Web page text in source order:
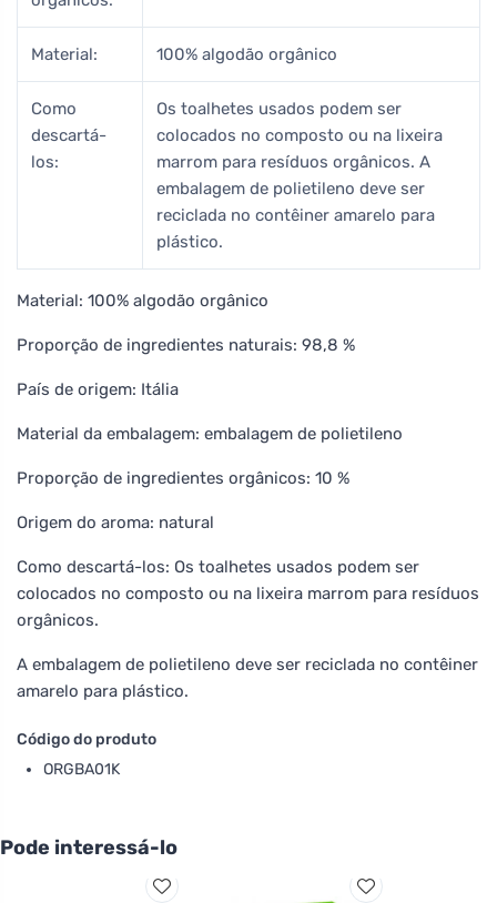
Material: 100% algodão orgânico
Como
descartá-
los:
Os toalhetes usados podem ser
colocados no composto ou na lixeira
marrom para resíduos orgânicos. A
embalagem de polietileno deve ser
reciclada no contêiner amarelo para
plástico.
Material: 100% algodão orgânico
Proporção de ingredientes naturais: 98,8 %
País de origem: Itália
Material da embalagem: embalagem de polietileno
Proporção de ingredientes orgânicos: 10 %
Origem do aroma: natural
Como descartá-los: Os toalhetes usados podem ser
colocados no composto ou na lixeira marrom para resíduos
orgânicos.
A embalagem de polietileno deve ser reciclada no contêiner
amarelo para plástico.
Código do produto
ORGBA01K
Pode interessá-lo